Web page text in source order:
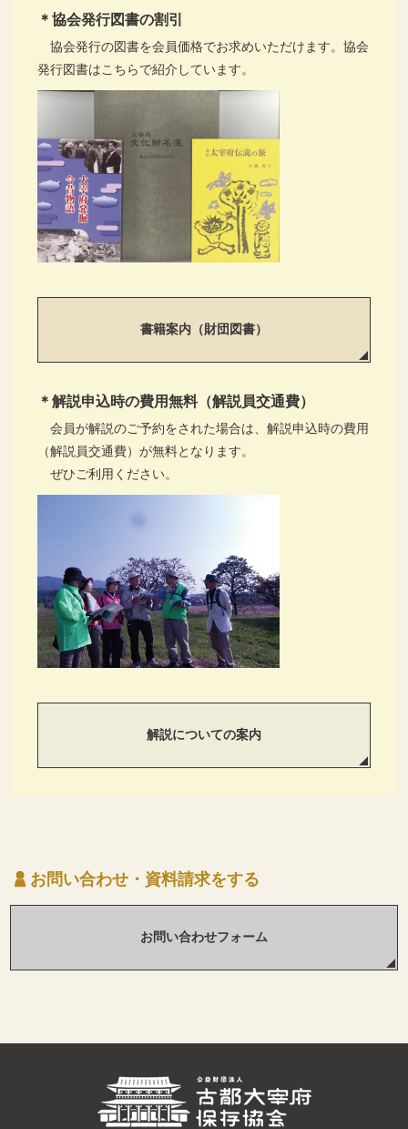
＊協会発行図書の割引
協会発行の図書を会員価格でお求めいただけます。協会
発行図書はこちらで紹介しています。
書籍案内（財団図書）
＊解説申込時の費用無料（解説員交通費）
会員が解説のご予約をされた場合は、解説申込時の費用
（解説員交通費）が無料となります。
ぜひご利用ください。
解説についての案内
お問い合わせ・資料請求をする
お問い合わせフォーム